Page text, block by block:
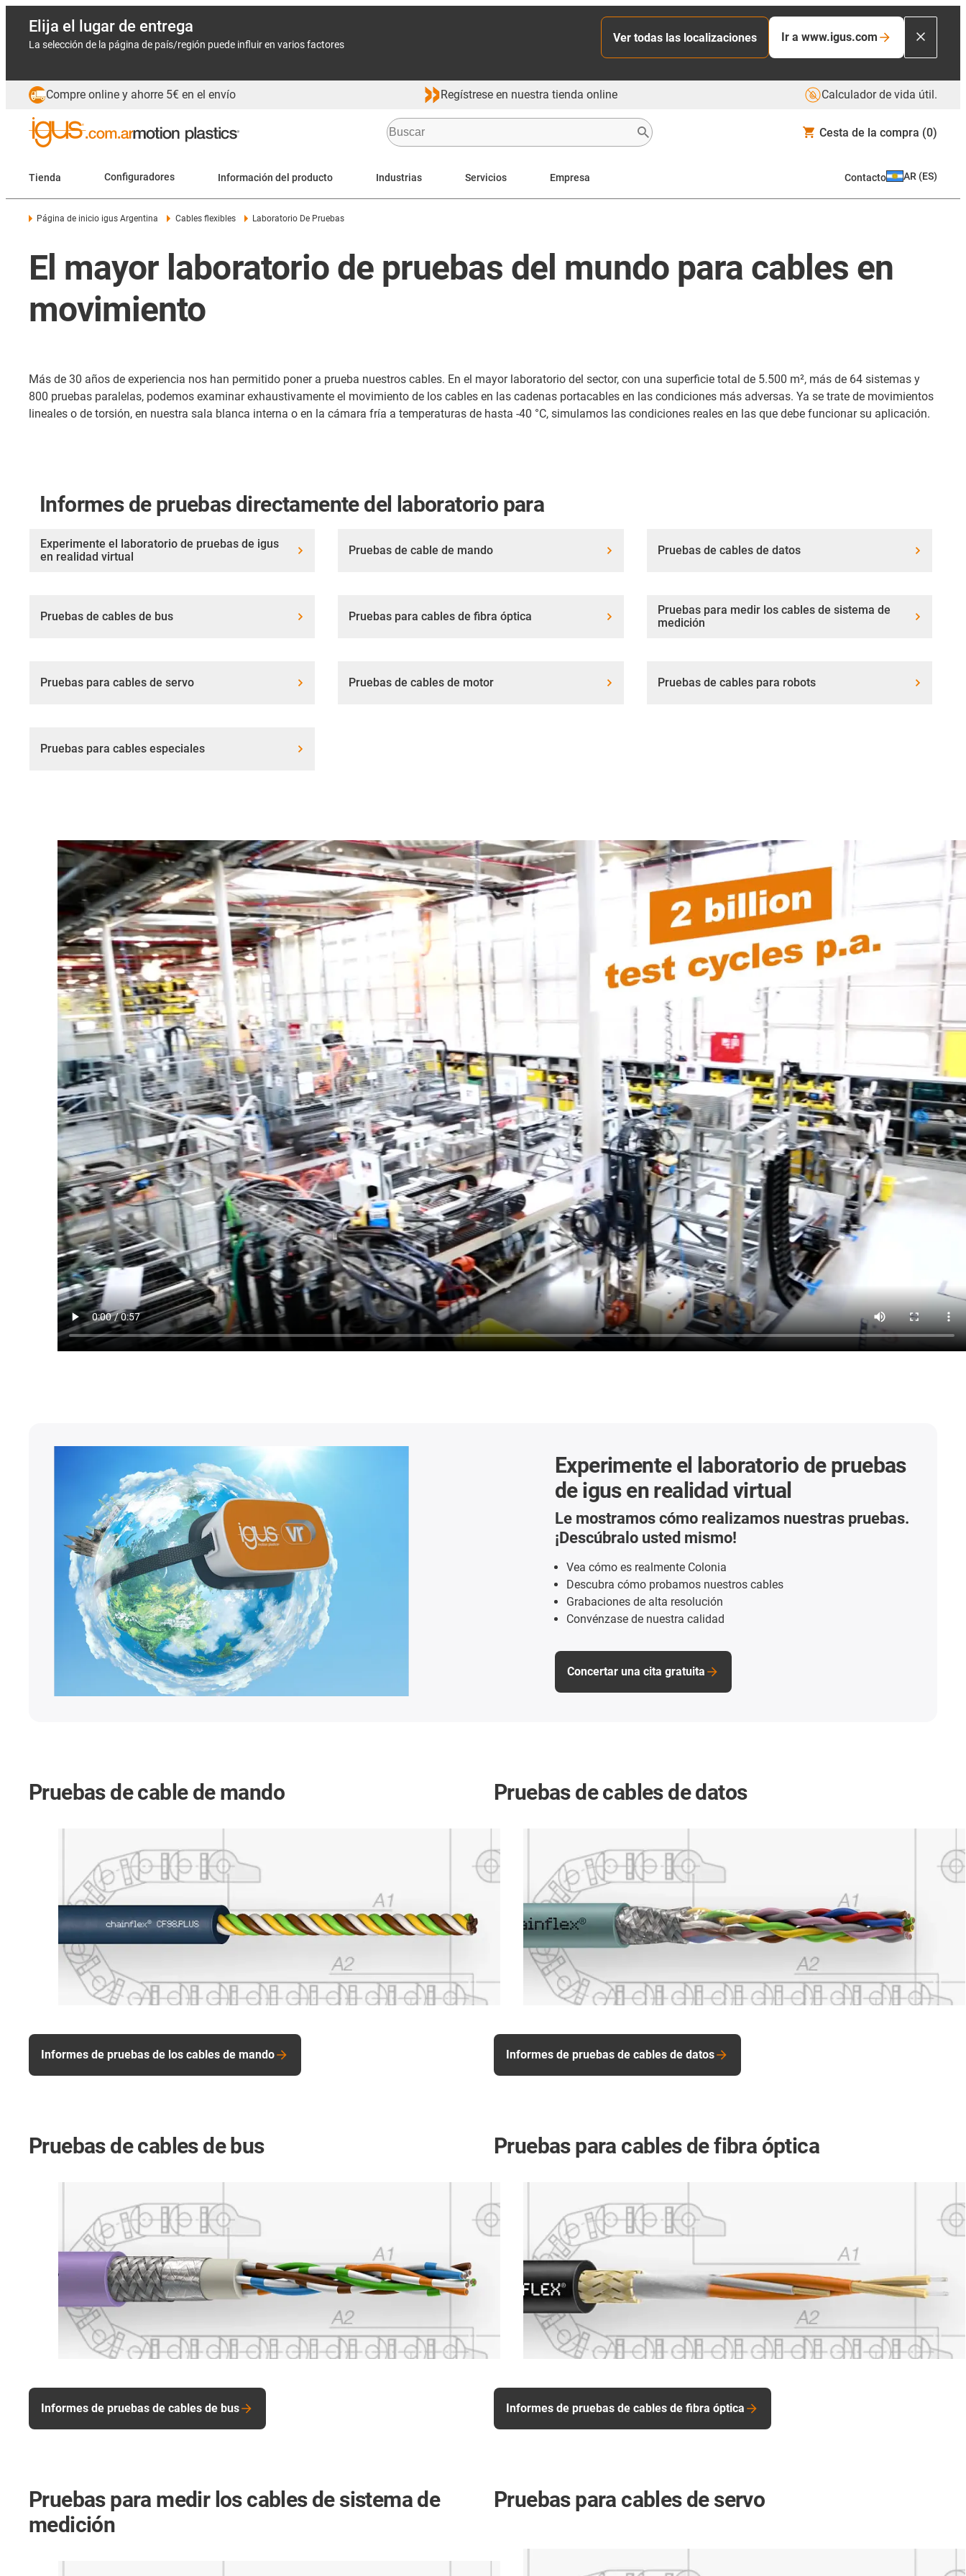
Elija el lugar de entrega
La selección de la página de país/región puede influir en varios factores
Ver todas las localizaciones Ir a www.igus.com
Compre online y ahorre 5€ en el envío Regístrese en nuestra tienda online Calculador de vida útil.
Cesta de la compra (0)
Tienda Configuradores Información del producto Industrias Servicios Empresa Contacto AR (ES)
Página de inicio igus Argentina Cables flexibles Laboratorio De Pruebas
El mayor laboratorio de pruebas del mundo para cables en
movimiento
Más de 30 años de experiencia nos han permitido poner a prueba nuestros cables. En el mayor laboratorio del sector, con una superficie total de 5.500 m², más de 64 sistemas y
800 pruebas paralelas, podemos examinar exhaustivamente el movimiento de los cables en las cadenas portacables en las condiciones más adversas. Ya se trate de movimientos
lineales o de torsión, en nuestra sala blanca interna o en la cámara fría a temperaturas de hasta -40 °C, simulamos las condiciones reales en las que debe funcionar su aplicación.
Informes de pruebas directamente del laboratorio para
Experimente el laboratorio de pruebas de igus
en realidad virtual
Pruebas de cable de mando Pruebas de cables de datos
Pruebas de cables de bus Pruebas para cables de fibra óptica
Pruebas para medir los cables de sistema de
medición
Pruebas para cables de servo Pruebas de cables de motor Pruebas de cables para robots
Pruebas para cables especiales
Experimente el laboratorio de pruebas
de igus en realidad virtual
Le mostramos cómo realizamos nuestras pruebas.
¡Descúbralo usted mismo!
Vea cómo es realmente Colonia
Descubra cómo probamos nuestros cables
Grabaciones de alta resolución
Convénzase de nuestra calidad
Concertar una cita gratuita
Pruebas de cable de mando
Informes de pruebas de los cables de mando
Pruebas de cables de datos
Informes de pruebas de cables de datos
Pruebas de cables de bus
Informes de pruebas de cables de bus
Pruebas para cables de fibra óptica
Informes de pruebas de cables de fibra óptica
Pruebas para medir los cables de sistema de
medición
Pruebas para cables de servo